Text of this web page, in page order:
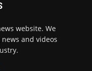
website. We
and videos